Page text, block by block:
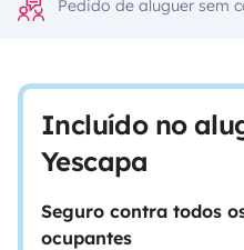
Pedido de aluguer sem
Incluído no
Yescapa
Seguro contra todos
ocupantes